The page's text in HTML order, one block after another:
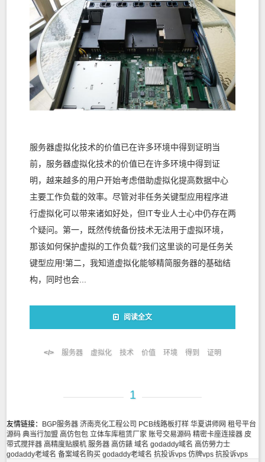
服务器虚拟化技术的价值已在许多环境中得到证明当
前，服务器虚拟化技术的价值已在许多环境中得到证
明，越来越多的用户开始考虑借助虚拟化提高数据中心
主要工作负载的效率。尽管对非任务关键型应用程序进
行虚拟化可以带来诸如好处，但IT专业人士心中仍存在两
个疑问。第一，既然传统备份技术无法用于虚拟环境，
那该如何保护虚拟的工作负载?我们这里谈的可是任务关
键型应用!第二，我知道虚拟化能够精简服务器的基础结
构，同时也会...
阅读全文
服务器 虚拟化 技术 价值 环境 得到 证明
1
友情链接： BGP服务器 济南亮化工程公司 PCB线路板打样 华夏讲师网 租号平台
源码 典当行加盟 高仿包包 立体车库租赁厂家 账号交易源码 精密卡座连接器 皮
带式搅拌器 高精度贴膜机 服务器 高仿錶 域名 godaddy域名 高仿勞力士
godaddy老域名 备案域名购买 godaddy老域名 抗投诉vps 仿牌vps 抗投诉vps